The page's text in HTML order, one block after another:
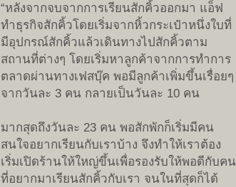
“หลังจากจบจากการเรียนสักคิ้วออกมา แอ็ฟ
ทำธุรกิจสักคิ้วโดยเริ่มจากหิ้วกระเป๋าหนึ่งใบที่
มีอุปกรณ์สักคิ้วแล้วเดินทางไปสักคิ้วตาม
สถานที่ต่างๆ โดยเริ่มหาลูกค้าจากการทำการ
ตลาดผ่านทางเฟสบุ๊ค พอมีลูกค้าเพิ่มขึ้นเรื่อยๆ
จากวันละ 3 คน กลายเป็นวันละ 10 คน
มากสุดถึงวันละ 23 คน พอสักพักก็เริ่มมีคน
สนใจอยากเรียนกับเราบ้าง จึงทำให้เราต้อง
เริ่มเปิดร้านให้ใหญ่ขึ้นเพื่อรองรับให้พอดีกับคน
ที่อยากมาเรียนสักคิ้วกับเรา จนในที่สุดก็ได้